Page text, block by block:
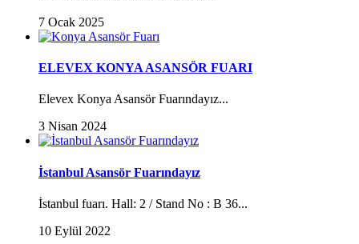
7 Ocak 2025
ELEVEX KONYA ASANSÖR FUARI
Elevex Konya Asansör Fuarındayız...
3 Nisan 2024
İstanbul Asansör Fuarındayız
İstanbul fuarı. Hall: 2 / Stand No : B 36...
10 Eylül 2022